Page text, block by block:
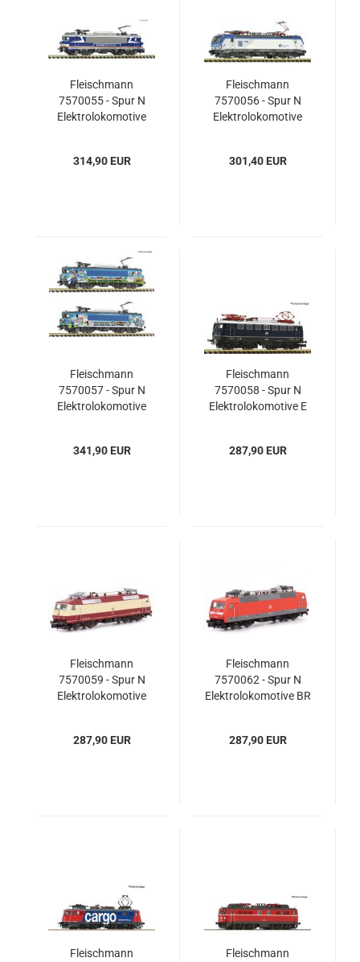
Fleischmann
7570055 - Spur N
Elektrolokomotive
314,90 EUR
Fleischmann
7570056 - Spur N
Elektrolokomotive
301,40 EUR
Fleischmann
7570057 - Spur N
Elektrolokomotive
341,90 EUR
Fleischmann
7570058 - Spur N
Elektrolokomotive E
287,90 EUR
Fleischmann
7570059 - Spur N
Elektrolokomotive
287,90 EUR
Fleischmann
7570062 - Spur N
Elektrolokomotive BR
287,90 EUR
Fleischmann
Fleischmann